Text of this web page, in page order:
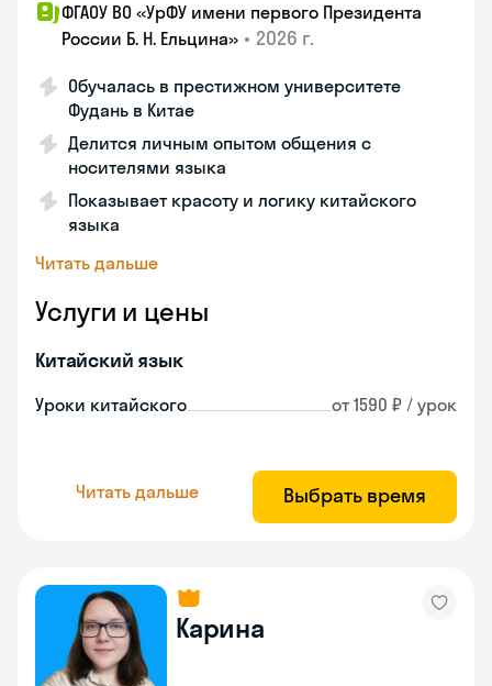
ФГАОУ ВО «УрФУ имени первого Президента
России Б. Н. Ельцина» • 2026 г.
Обучалась в престижном университете
Фудань в Китае
Делится личным опытом общения с
носителями языка
Показывает красоту и логику китайского
языка
Читать дальше
Услуги и цены
Китайский язык
Уроки китайского от 1590 ₽ / урок
Читать дальше Выбрать время
Карина